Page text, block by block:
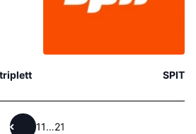
SPIT
triplett
1
2
…
11